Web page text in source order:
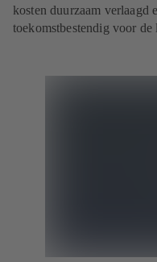
kosten duurzaam
toekomstbestendig voor de